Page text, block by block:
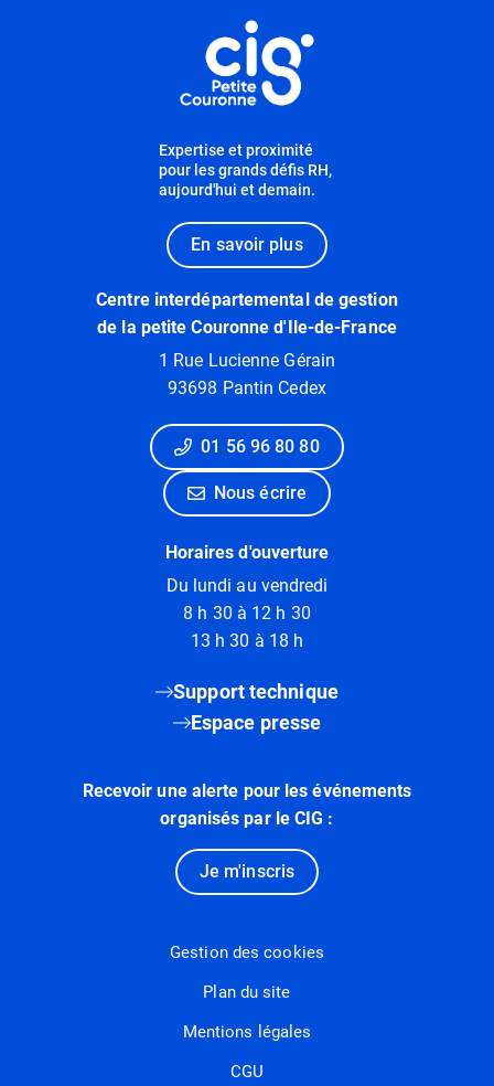
Expertise et proximité
pour les grands défis RH,
aujourd'hui et demain.
En savoir plus
Centre interdépartemental de gestion
de la petite Couronne d'Ile-de-France
1 Rue Lucienne Gérain
93698 Pantin Cedex
01 56 96 80 80
Nous écrire
Horaires d'ouverture
Du lundi au vendredi
8 h 30 à 12 h 30
13 h 30 à 18 h
Support technique
Espace presse
Recevoir une alerte pour les événements
organisés par le CIG :
Je m'inscris
Gestion des cookies
Plan du site
Mentions légales
CGU